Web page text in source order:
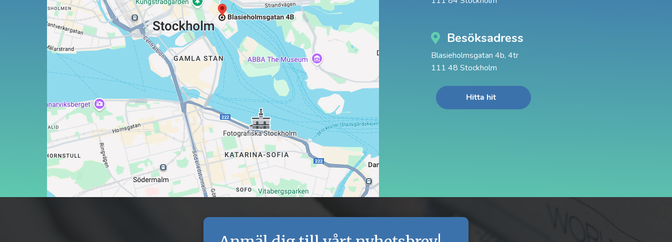
Besöksadress
Blasieholmsgatan 4b, 4tr
111 48 Stockholm
Hitta hit